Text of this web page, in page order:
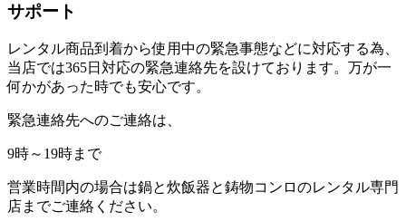
サポート
レンタル商品到着から使用中の緊急事態などに対応する為、
当店では365日対応の緊急連絡先を設けております。 万が一
何かがあった時でも安心です。
緊急連絡先へのご連絡は、
9時～19時まで
営業時間内の場合は鍋と炊飯器と鋳物コンロのレンタル専門
店までご連絡ください。